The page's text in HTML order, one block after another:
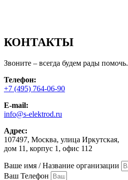
КОНТАКТЫ
Звоните – всегда будем рады помочь.
Телефон:
+7 (495) 764-06-90
E-mail:
info@s-elektrod.ru
Адрес:
107497, Москва, улица Иркутская,
дом 11, корпус 1, офис 112
Ваше имя / Название организации
Ваш Телефон